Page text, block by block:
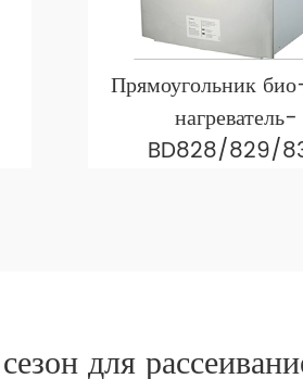
Прямоугольник
нагреватель-
BD828/829/
для